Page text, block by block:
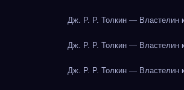
Дж. Р. Р. Толкин — Властелин
Дж. Р. Р. Толкин — Властелин
Дж. Р. Р. Толкин — Властелин